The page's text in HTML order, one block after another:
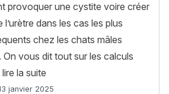
provoquer une cystite voire créer
dans les cas les plus
chez les chats mâles
vous dit tout sur les calculs
lire la suite
janvier 2025